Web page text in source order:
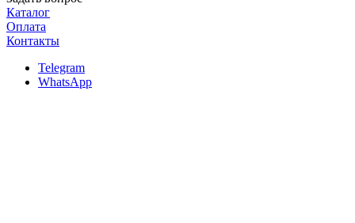
Каталог
Оплата
Контакты
Telegram
WhatsApp